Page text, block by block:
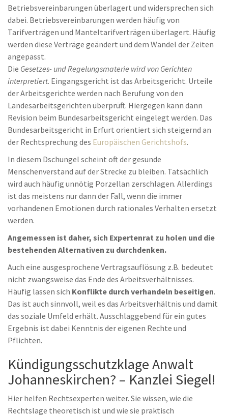
Betriebsvereinbarungen überlagert und widersprechen sich
dabei. Betriebsvereinbarungen werden häufig von
Tarifverträgen und Manteltarifverträgen überlagert. Häufig
werden diese Verträge geändert und dem Wandel der Zeiten
angepasst.
Die Gesetzes- und Regelungsmaterie wird von Gerichten
interpretiert. Eingangsgericht ist das Arbeitsgericht. Urteile
der Arbeitsgerichte werden nach Berufung von den
Landesarbeitsgerichten überprüft. Hiergegen kann dann
Revision beim Bundesarbeitsgericht eingelegt werden. Das
Bundesarbeitsgericht in Erfurt orientiert sich steigernd an
der Rechtsprechung des Europäischen Gerichtshofs.
In diesem Dschungel scheint oft der gesunde
Menschenverstand auf der Strecke zu bleiben. Tatsächlich
wird auch häufig unnötig Porzellan zerschlagen. Allerdings
ist das meistens nur dann der Fall, wenn die immer
vorhandenen Emotionen durch rationales Verhalten ersetzt
werden.
Angemessen ist daher, sich Expertenrat zu holen und die
bestehenden Alternativen zu durchdenken.
Auch eine ausgesprochene Vertragsauflösung z.B. bedeutet
nicht zwangsweise das Ende des Arbeitsverhältnisses.
Häufig lassen sich Konflikte durch verhandeln beseitigen.
Das ist auch sinnvoll, weil es das Arbeitsverhältnis und damit
das soziale Umfeld erhält. Ausschlaggebend für ein gutes
Ergebnis ist dabei Kenntnis der eigenen Rechte und
Pflichten.
Kündigungsschutzklage Anwalt
Johanneskirchen? – Kanzlei Siegel!
Hier helfen Rechtsexperten weiter. Sie wissen, wie die
Rechtslage theoretisch ist und wie sie praktisch